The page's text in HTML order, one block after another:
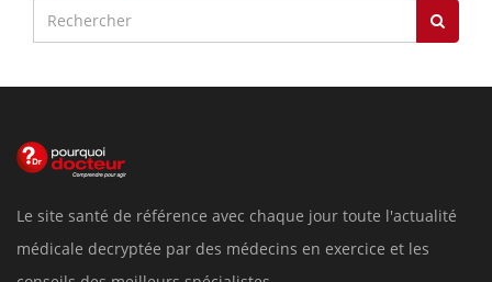
Le site santé de référence avec chaque jour toute l'actualité
médicale decryptée par des médecins en exercice et les